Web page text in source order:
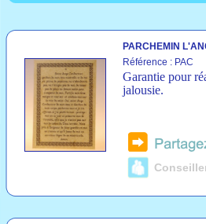
PARCHEMIN
Référence : PAC
Garantie pour
jalousie.